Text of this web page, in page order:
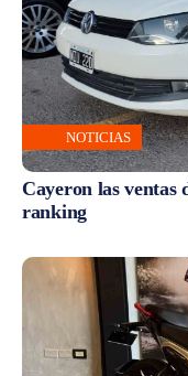
NOTICIAS
Cayeron las ventas
ranking